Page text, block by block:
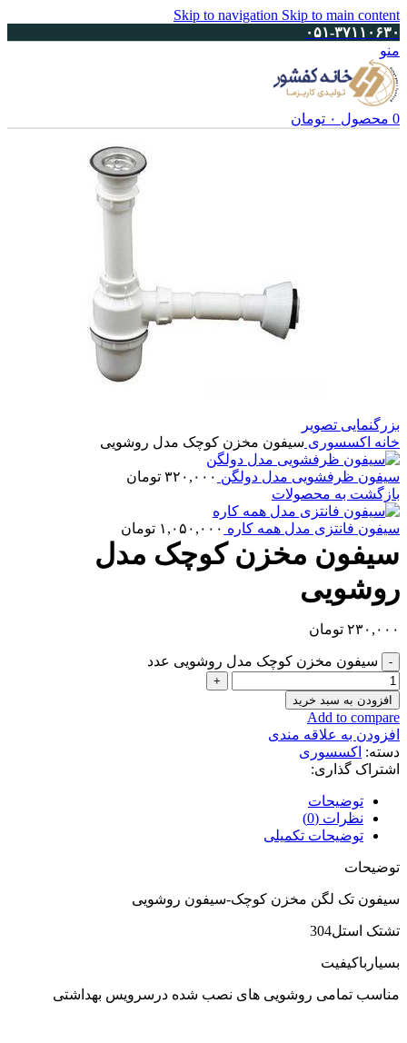
Skip to navigation Skip to main content
۰۵۱-۳۷۱۱۰۶۳۰
منو
0 محصول ۰ تومان
بزرگنمایی تصویر
خانه اکسسوری سیفون مخزن کوچک مدل روشویی
سیفون ظرفشویی مدل دولگن ۳۲۰,۰۰۰ تومان
بازگشت به محصولات
سیفون فانتزی مدل همه کاره ۱,۰۵۰,۰۰۰ تومان
سیفون مخزن کوچک مدل
روشویی
۲۳۰,۰۰۰ تومان
سیفون مخزن کوچک مدل روشویی عدد
افزودن به سبد خرید
Add to compare
افزودن به علاقه مندی
دسته: اکسسوری
اشتراک گذاری:
توضیحات
نظرات (0)
توضیحات تکمیلی
توضیحات
سیفون تک لگن مخزن کوچک-سیفون روشویی
تشتک استل304
بسیارباکیفیت
مناسب تمامی روشویی های نصب شده درسرویس بهداشتی